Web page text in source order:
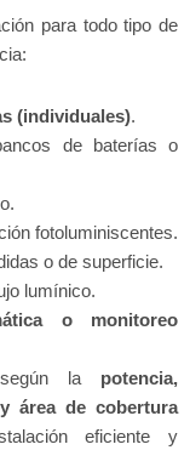
para todo tipo de
(individuales).
de baterías o
fotoluminiscentes.
o de superficie.
lumínico.
o monitoreo
la potencia,
área de cobertura
eficiente y